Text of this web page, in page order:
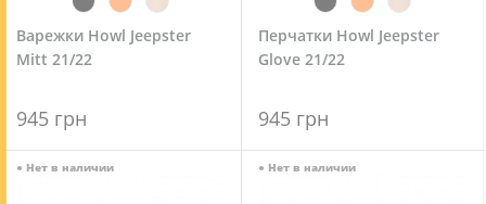
Варежки Howl Jeepster
Mitt 21/22
945 грн
Перчатки Howl Jeepster
Glove 21/22
945 грн
● Нет в наличии ● Нет в наличии